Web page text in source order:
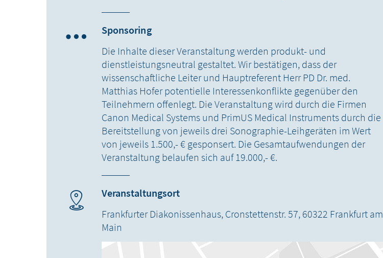
Sponsoring
Die Inhalte dieser Veranstaltung werden produkt- und
dienstleistungsneutral gestaltet. Wir bestätigen, dass der
wissenschaftliche Leiter und Hauptreferent Herr PD Dr. med.
Matthias Hofer potentielle Interessenkonflikte gegenüber den
Teilnehmern offenlegt. Die Veranstaltung wird durch die Firmen
Canon Medical Systems und PrimUS Medical Instruments durch die
Bereitstellung von jeweils drei Sonographie-Leihgeräten im Wert
von jeweils 1.500,- € gesponsert. Die Gesamtaufwendungen der
Veranstaltung belaufen sich auf 19.000,- €.
Veranstaltungsort
Frankfurter Diakonissenhaus, Cronstettenstr. 57, 60322 Frankfurt am
Main